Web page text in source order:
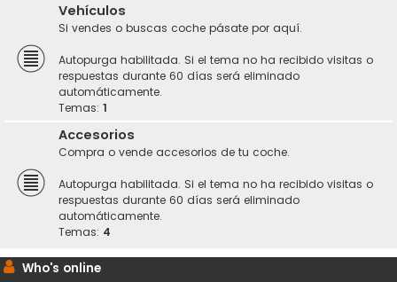
Vehículos
Si vendes o buscas coche pásate por aquí.
Autopurga habilitada. Si el tema no ha recibido visitas o
respuestas durante 60 días será eliminado
automáticamente.
Temas: 1
Accesorios
Compra o vende accesorios de tu coche.
Autopurga habilitada. Si el tema no ha recibido visitas o
respuestas durante 60 días será eliminado
automáticamente.
Temas: 4
Who's online